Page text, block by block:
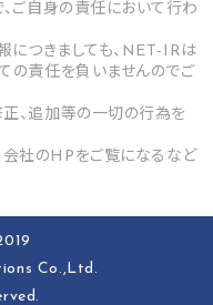
ご自身の責任において行わ
につきましても、NET-IRは
の責任を負いませんのでご
正、追加等の一切の行為を
社のHPをご覧になるなど
Co.,Ltd.